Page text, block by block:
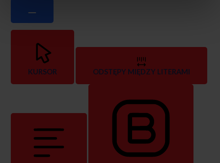
KURSOR ODSTĘPY MIĘDZY LITERAMI